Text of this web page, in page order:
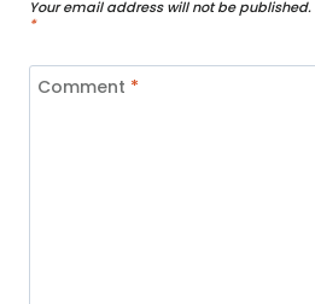
Your email address will not be published.
*
Comment *